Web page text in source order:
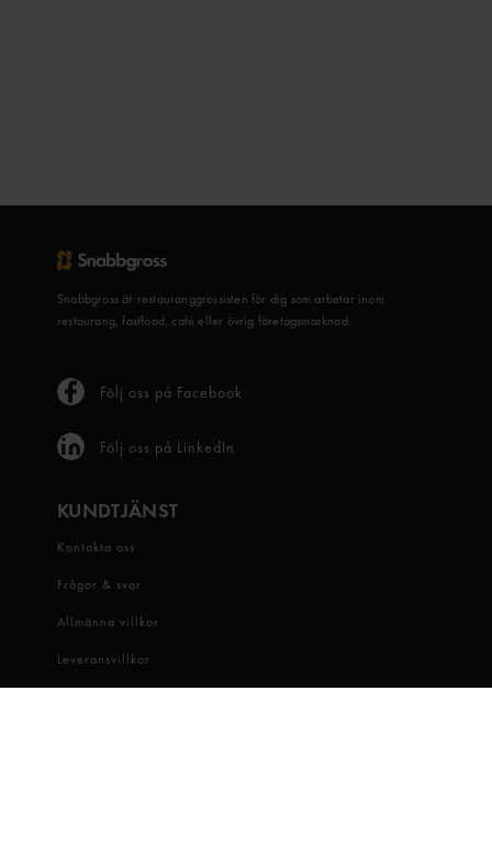
Snabbgross är restauranggrossisten för dig som arbetar inom
restaurang, fastfood, café eller övrig företagsmarknad.
Följ oss på Facebook
Följ oss på LinkedIn
KUNDTJÄNST
Kontakta oss
Frågor & svar
Allmänna villkor
Leveransvillkor